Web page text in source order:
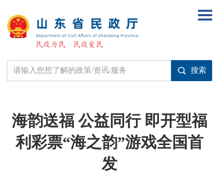
海韵送福 公益同行 即开型福
利彩票“海之韵”游戏全国首
发